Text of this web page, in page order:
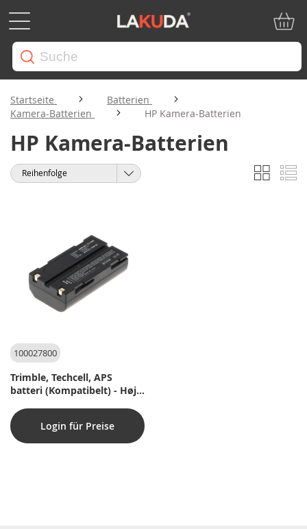
Startseite
Batterien
Kamera-Batterien
HP Kamera-Batterien
HP Kamera-Batterien
Anzeigen
als
Liste
Sortieren
100027800
Trimble, Techcell, APS
batteri (Kompatibelt) - Høj
Login für Preise